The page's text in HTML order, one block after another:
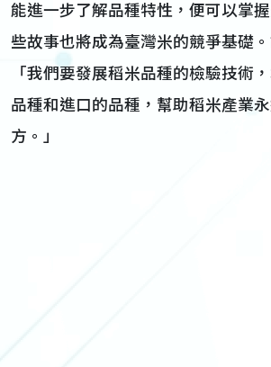
能進一步了解品種特性，便可以掌
些故事也將成為臺灣米的競爭基礎。
「我們要發展稻米品種的檢驗技術
品種和進口的品種，幫助稻米產業
方。」